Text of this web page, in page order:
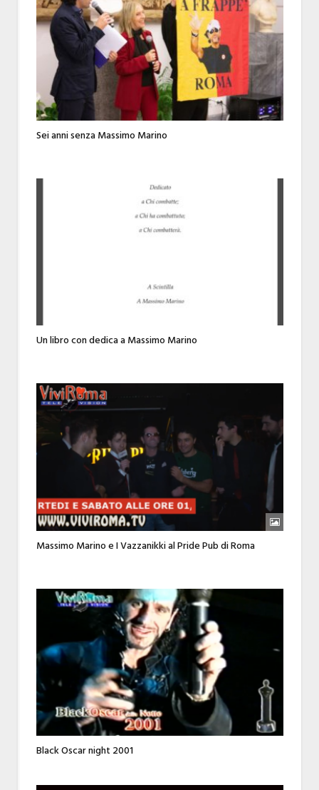
Sei anni senza Massimo Marino
Un libro con dedica a Massimo Marino
Massimo Marino e I Vazzanikki al Pride Pub di Roma
Black Oscar night 2001